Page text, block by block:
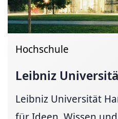
Hochschule
Leibniz
Leibniz Universität